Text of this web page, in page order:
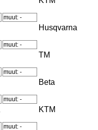
muut: -
Husqvarna
muut: -
TM
muut: -
Beta
muut: -
KTM
muut: -